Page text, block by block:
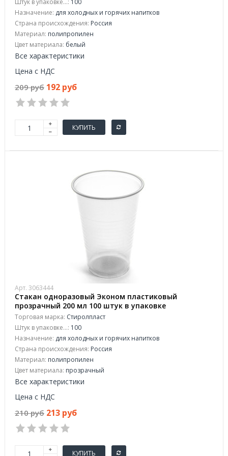
Штук в упаковке...: 100
Назначение: для холодных и горячих напитков
Страна происхождения: Россия
Материал: полипропилен
Цвет материала: белый
Все характеристики
Цена с НДС
209 руб 192 руб
КУПИТЬ
Арт. 3063444
Стакан одноразовый Эконом пластиковый
прозрачный 200 мл 100 штук в упаковке
Торговая марка: Стиролпласт
Штук в упаковке...: 100
Назначение: для холодных и горячих напитков
Страна происхождения: Россия
Материал: полипропилен
Цвет материала: прозрачный
Все характеристики
Цена с НДС
210 руб 213 руб
КУПИТЬ